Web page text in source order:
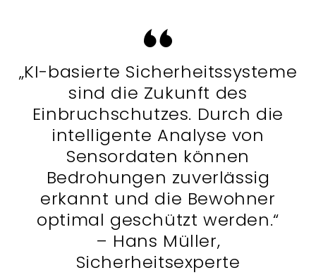
„KI-basierte Sicherheitssysteme
sind die Zukunft des
Einbruchschutzes. Durch die
intelligente Analyse von
Sensordaten können
Bedrohungen zuverlässig
erkannt und die Bewohner
optimal geschützt werden.“
– Hans Müller,
Sicherheitsexperte